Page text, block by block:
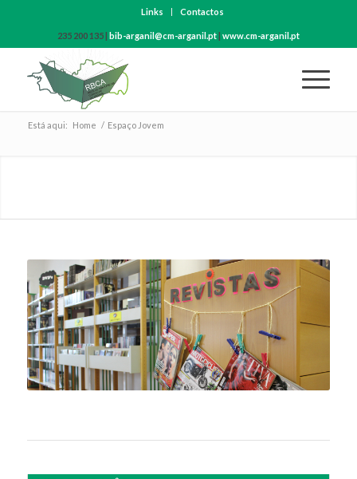
Links Contactos
235 200 135 | bib-arganil@cm-arganil.pt| www.cm-arganil.pt
Está aqui: Home / Espaço Jovem